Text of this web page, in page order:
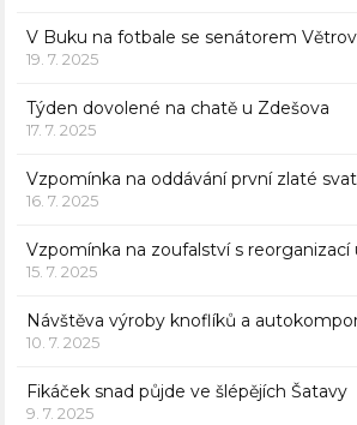
V Buku na fotbale se senátorem
19. 7. 2025
Týden dovolené na chatě u Zdešova
17. 7. 2025
Vzpomínka na oddávání první zlaté
16. 7. 2025
Vzpomínka na zoufalství s reorganizací
15. 7. 2025
Návštěva výroby knoflíků a
10. 7. 2025
Fikáček snad půjde ve šlépějích Šatavy
9. 7. 2025